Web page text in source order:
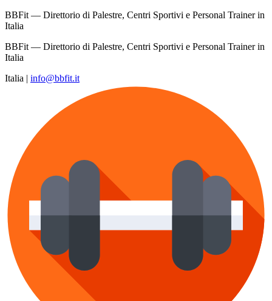
BBFit — Direttorio di Palestre, Centri Sportivi e Personal Trainer in
Italia
BBFit — Direttorio di Palestre, Centri Sportivi e Personal Trainer in
Italia
Italia | info@bbfit.it